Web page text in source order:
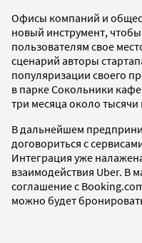
Офисы компаний и
новый инструмент,
пользователям свое
сценарий авторы
популяризации своего
в парке Сокольники
три месяца около
В дальнейшем
договориться с
Интеграция уже
взаимодействия Uber. В
соглашение с
можно будет